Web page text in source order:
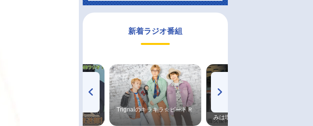
新着ラジオ番組
Trignalのキラキラ☆ビートＲ
みは塩だけ